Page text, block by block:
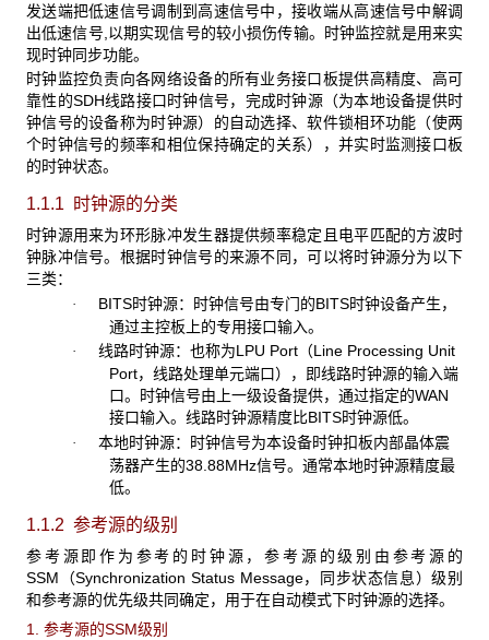
发送端把低速信号调制到高速信号中，接收端从高速信号中解调
出低速信号,以期实现信号的较小损伤传输。时钟监控就是用来实
现时钟同步功能。
时钟监控负责向各网络设备的所有业务接口板提供高精度、高可
靠性的SDH线路接口时钟信号，完成时钟源（为本地设备提供时
钟信号的设备称为时钟源）的自动选择、软件锁相环功能（使两
个时钟信号的频率和相位保持确定的关系），并实时监测接口板
的时钟状态。
1.1.1 时钟源的分类
时钟源用来为环形脉冲发生器提供频率稳定且电平匹配的方波时
钟脉冲信号。根据时钟信号的来源不同，可以将时钟源分为以下
三类：
· BITS时钟源：时钟信号由专门的BITS时钟设备产生，
通过主控板上的专用接口输入。
· 线路时钟源：也称为LPU Port（Line Processing Unit
Port，线路处理单元端口），即线路时钟源的输入端
口。时钟信号由上一级设备提供，通过指定的WAN
接口输入。线路时钟源精度比BITS时钟源低。
· 本地时钟源：时钟信号为本设备时钟扣板内部晶体震
荡器产生的38.88MHz信号。通常本地时钟源精度最
低。
1.1.2 参考源的级别
参考源即作为参考的时钟源，参考源的级别由参考源的
SSM （Synchronization Status Message，同步状态信息）级别
和参考源的优先级共同确定，用于在自动模式下时钟源的选择。
1. 参考源的SSM级别